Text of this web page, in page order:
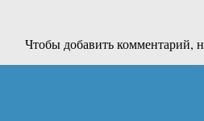
Чтобы добавить комментарий,